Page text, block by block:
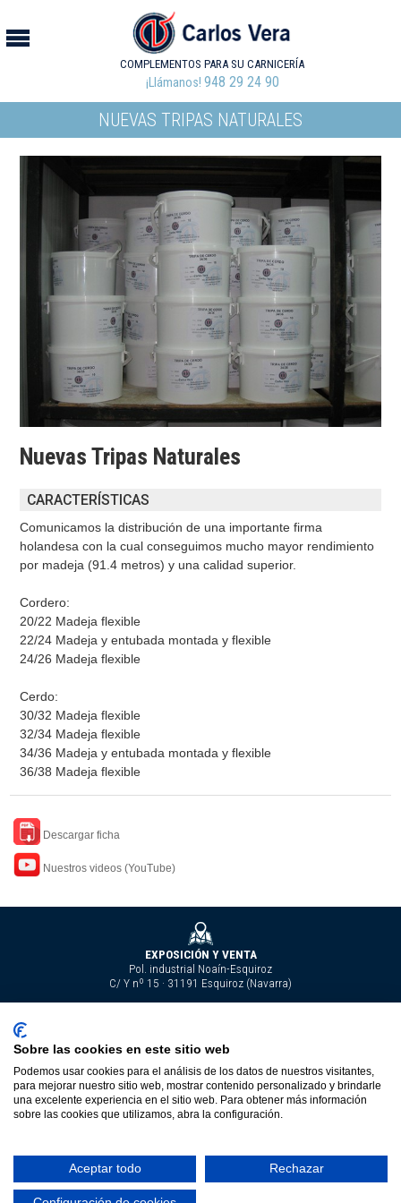
COMPLEMENTOS PARA SU CARNICERÍA
¡Llámanos! 948 29 24 90
NUEVAS TRIPAS NATURALES
Nuevas Tripas Naturales
CARACTERÍSTICAS
Comunicamos la distribución de una importante firma
holandesa con la cual conseguimos mucho mayor rendimiento
por madeja (91.4 metros) y una calidad superior.
Cordero:
20/22 Madeja flexible
22/24 Madeja y entubada montada y flexible
24/26 Madeja flexible
Cerdo:
30/32 Madeja flexible
32/34 Madeja flexible
34/36 Madeja y entubada montada y flexible
36/38 Madeja flexible
Descargar ficha
Nuestros videos (YouTube)
EXPOSICIÓN Y VENTA
Pol. industrial Noaín-Esquiroz
C/ Y nº 15 · 31191 Esquiroz (Navarra)
Tel. 948 29 24 90
Fax 948 29 24 91
carlos@carlosverasl.com
Copyright © Carlos Vera, S.L. |Aviso Legal|Política de privacidad|Política
de cookies
los hábitos de navegación de nuestros usuarios. Si continúas
navegando, consideraremos que aceptas su uso.
configuración u obtener más información aquí.
Sobre las cookies en este sitio web
Podemos usar cookies para el análisis de los datos de nuestros visitantes,
para mejorar nuestro sitio web, mostrar contenido personalizado y brindarle
una excelente experiencia en el sitio web. Para obtener más información
sobre las cookies que utilizamos, abra la configuración.
Aceptar todo Rechazar